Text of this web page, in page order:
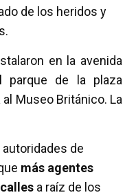
de los heridos y
en la avenida
parque de la plaza
Museo Británico. La
autoridades de
más agentes
a raíz de los